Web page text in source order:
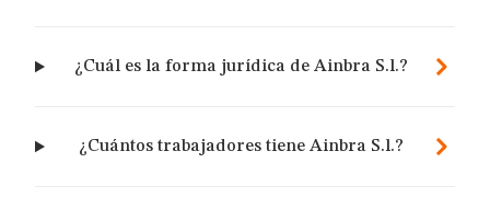
¿Cuál es la forma jurídica de Ainbra S.l.?
¿Cuántos trabajadores tiene Ainbra S.l.?